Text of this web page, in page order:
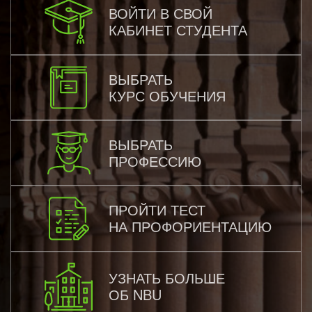
ВОЙТИ В СВОЙ
КАБИНЕТ СТУДЕНТА
ВЫБРАТЬ
КУРС ОБУЧЕНИЯ
ВЫБРАТЬ
ПРОФЕССИЮ
ПРОЙТИ ТЕСТ
НА ПРОФОРИЕНТАЦИЮ
УЗНАТЬ БОЛЬШЕ
ОБ NBU